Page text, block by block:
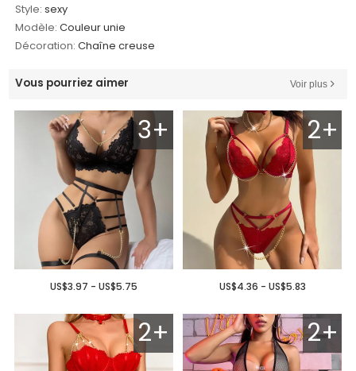
Style: sexy
Modèle: Couleur unie
Décoration: Chaîne creuse
Vous pourriez aimer Voir plus
3+
US$3.97 - US$5.75
2+
US$4.36 - US$5.83
2+ 2+